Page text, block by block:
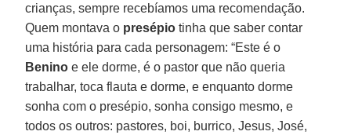
crianças, sempre recebíamos uma recomendação.
Quem montava o presépio tinha que saber contar
uma história para cada personagem: “Este é o
Benino e ele dorme, é o pastor que não queria
trabalhar, toca flauta e dorme, e enquanto dorme
sonha com o presépio, sonha consigo mesmo, e
todos os outros: pastores, boi, burrico, Jesus, José,